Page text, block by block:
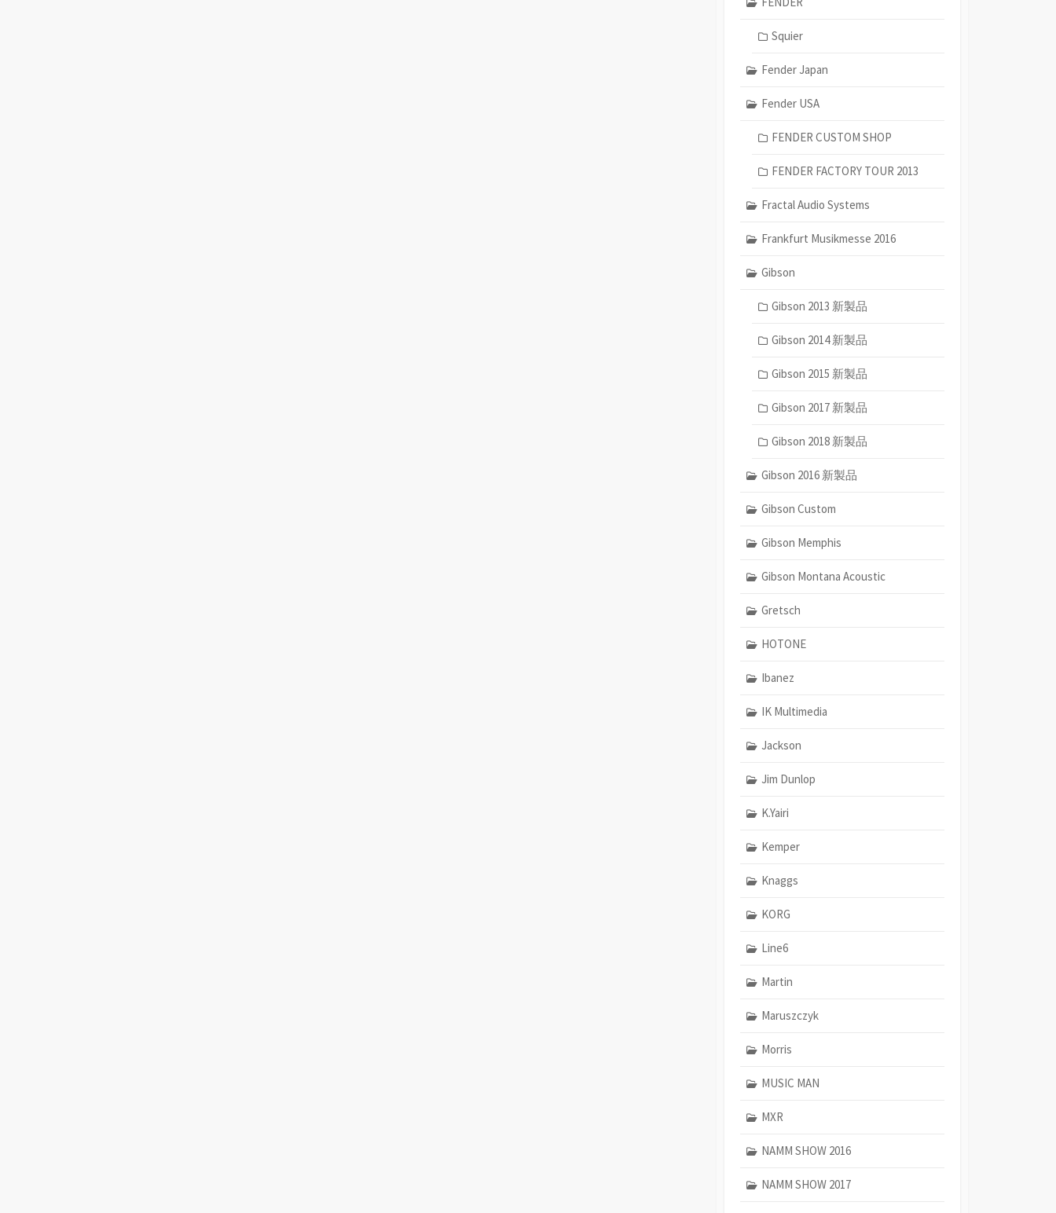
Squier
Fender Japan
Fender USA
FENDER CUSTOM SHOP
FENDER FACTORY TOUR 2013
Fractal Audio Systems
Frankfurt Musikmesse 2016
Gibson
Gibson 2013 新製品
Gibson 2014 新製品
Gibson 2015 新製品
Gibson 2017 新製品
Gibson 2018 新製品
Gibson 2016 新製品
Gibson Custom
Gibson Memphis
Gibson Montana Acoustic
Gretsch
HOTONE
Ibanez
IK Multimedia
Jackson
Jim Dunlop
K.Yairi
Kemper
Knaggs
KORG
Line6
Martin
Maruszczyk
Morris
MUSIC MAN
MXR
NAMM SHOW 2016
NAMM SHOW 2017